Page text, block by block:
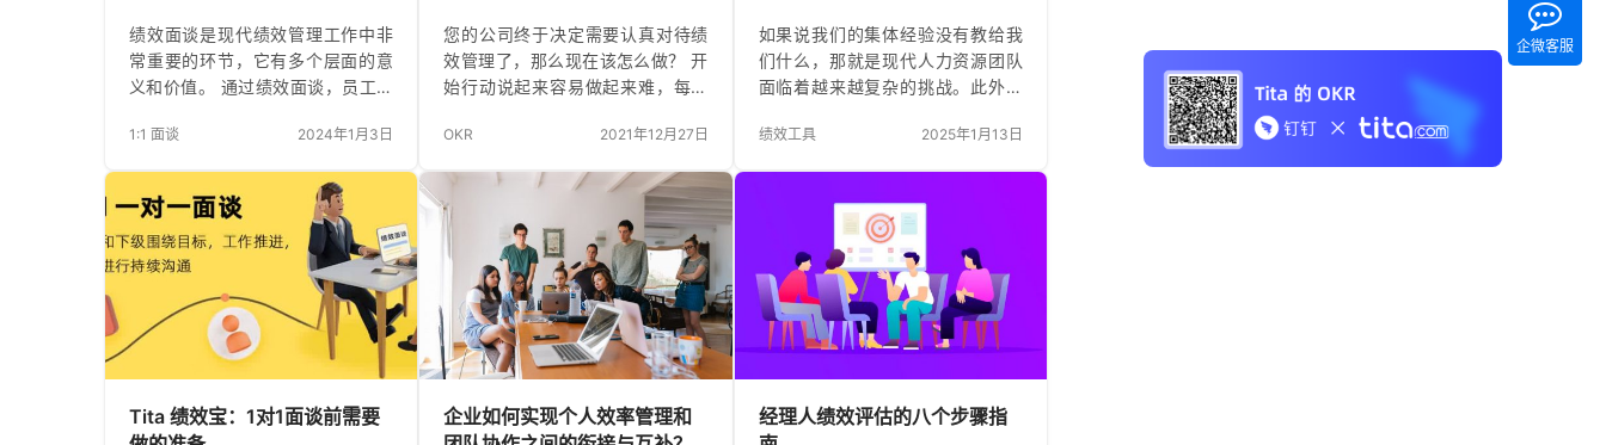
绩效面谈是现代绩效管理工作中非
常重要的环节，它有多个层面的意
义和价值。 通过绩效面谈，员工和
讨论，针对绩效评估结果，结合员
于员工更全面地认识自己的工作表
现，还能找出优势和不足，共同探
讨改进办法。在沟通过程中，管理
者可以了解员工的困惑和问题，帮
助其疏通情绪和内心障碍，使员工
感受到关心和支持。这种双向交流
也有助于建立更紧密的合作关系，
提高员工的归属感和忠诚度。 此
外，绩效面谈有助于明确下阶段的
目标和所需的资源支持。在面谈
1:1 面谈 2024年1月3日
您的公司终于决定需要认真对待绩
效管理了，那么现在该怎么做？ 开
始行动说起来容易做起来难，每个
的有不同的看法。你应该让反馈匿
的直接管理的员工总结评估一次？
你的绩效评估是否应该使用评分系
统？ 这些问题都值得一问，但争论
有时会阻碍项目的推出。以下是如
何让你的绩效管理项目启动的方
法。 入门 人力资源团队可以花费无
数的时间来制定、实施和完善绩效
管理计划，但对于大多数公司来
说，简单地选择一个 “足够好 &#…
OKR 2021年12月27日
如果说我们的集体经验没有教给我
们什么，那就是现代人力资源团队
面临着越来越复杂的挑战。此外，
言，他们受到的重视程度不成比
这并不是所有的厄运都会降临。是
的，像这样的企业角色可能是艰难
的，但如果你以正确的方式处理它
们，你可以简化短期和长期任务，
同时在这个过程中获得同行的赞
誉。 无论你的部门是什么，二十一
世纪的技术都可以成为生产力的福
音。所以，让我们来使用它吧 为了
让您开始使用，我们帮助您寻找和
绩效工具 2025年1月13日
Tita 绩效宝：1对1面谈前需要
企业如何实现个人效率管理和
经理人绩效评估的八个步骤指
企微客服